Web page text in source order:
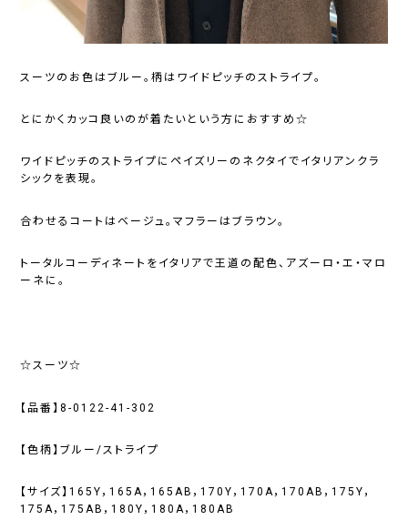
スーツのお色はブルー。柄はワイドピッチのストライプ。
とにかくカッコ良いのが着たいという方におすすめ☆
ワイドピッチのストライプにペイズリーのネクタイでイタリアンクラ
シックを表現。
合わせるコートはベージュ。マフラーはブラウン。
トータルコーディネートをイタリアで王道の配色、アズーロ・エ・マロ
ーネに。
☆スーツ☆
【品番】8-0122-41-302
【色柄】ブルー/ストライプ
【サイズ】165Y，165A，165AB，170Y，170A，170AB，175Y，
175A，175AB，180Y，180A，180AB